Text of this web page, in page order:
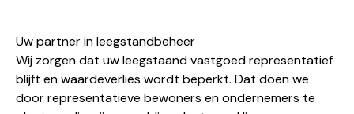
Uw partner in leegstandbeheer
Wij zorgen dat uw leegstaand vastgoed representatief
blijft en waardeverlies wordt beperkt. Dat doen we
door representatieve bewoners en ondernemers te